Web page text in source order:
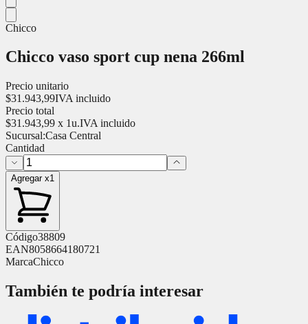
Chicco
Chicco vaso sport cup nena 266ml
Precio unitario
$31.943,99IVA incluido
Precio total
$31.943,99 x 1u.IVA incluido
Sucursal:Casa Central
Cantidad
Agregar x1
Código38809
EAN8058664180721
MarcaChicco
También te podría interesar